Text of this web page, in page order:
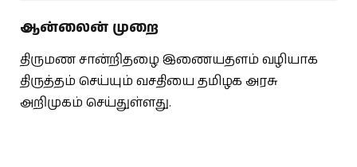
ஆன்லைன் முறை
திருமண சான்றிதழை இணையதளம் வழியாக
திருத்தம் செய்யும் வசதியை தமிழக அரசு
அறிமுகம் செய்துள்ளது.